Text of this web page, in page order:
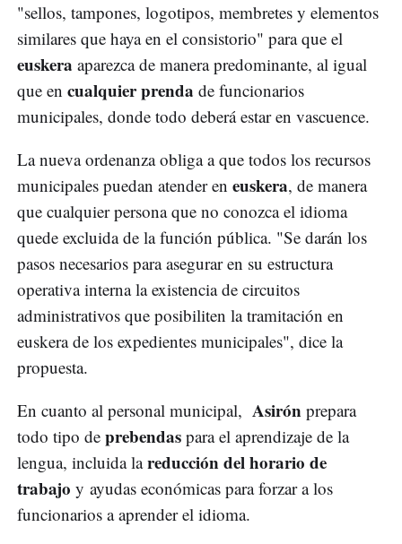
"sellos, tampones, logotipos, membretes y elementos
similares que haya en el consistorio" para que el
euskera aparezca de manera predominante, al igual
que en cualquier prenda de funcionarios
municipales, donde todo deberá estar en vascuence.
La nueva ordenanza obliga a que todos los recursos
municipales puedan atender en euskera, de manera
que cualquier persona que no conozca el idioma
quede excluida de la función pública. "Se darán los
pasos necesarios para asegurar en su estructura
operativa interna la existencia de circuitos
administrativos que posibiliten la tramitación en
euskera de los expedientes municipales", dice la
propuesta.
En cuanto al personal municipal, Asirón prepara
todo tipo de prebendas para el aprendizaje de la
lengua, incluida lareducción del horario de
trabajo y ayudas económicas para forzar a los
funcionarios a aprender el idioma.